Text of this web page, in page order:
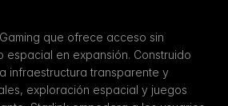
que ofrece acceso sin
espacial en expansión. Construido
infraestructura transparente y
exploración espacial y juegos